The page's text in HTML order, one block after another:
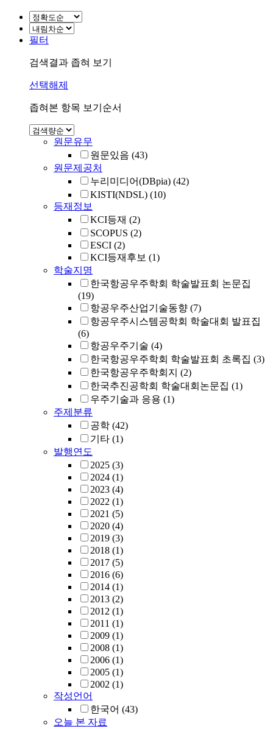
필터
검색결과 좁혀 보기
선택해제
좁혀본 항목 보기순서
원문유무
원문있음 (43)
원문제공처
누리미디어(DBpia) (42)
KISTI(NDSL) (10)
등재정보
KCI등재 (2)
SCOPUS (2)
ESCI (2)
KCI등재후보 (1)
학술지명
한국항공우주학회 학술발표회 논문집
(19)
항공우주산업기술동향 (7)
항공우주시스템공학회 학술대회 발표집
(6)
항공우주기술 (4)
한국항공우주학회 학술발표회 초록집 (3)
한국항공우주학회지 (2)
한국추진공학회 학술대회논문집 (1)
우주기술과 응용 (1)
주제분류
공학 (42)
기타 (1)
발행연도
2025 (3)
2024 (1)
2023 (4)
2022 (1)
2021 (5)
2020 (4)
2019 (3)
2018 (1)
2017 (5)
2016 (6)
2014 (1)
2013 (2)
2012 (1)
2011 (1)
2009 (1)
2008 (1)
2006 (1)
2005 (1)
2002 (1)
작성언어
한국어 (43)
오늘 본 자료